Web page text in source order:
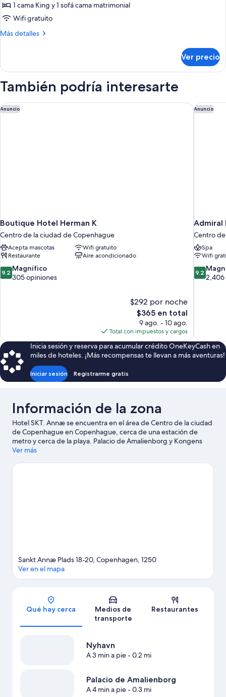
1 cama King y 1 sofá cama matrimonial
Wifi gratuito
Más detalles
Más
Ver precio
También podría interesarte
Anuncio
Boutique Hotel Herman K
Centro de la ciudad de Copenhague
Acepta mascotas
Wifi gratuito
Restaurante
Aire acondicionado
9.2
de
9.2 Magnífico
305 opiniones
$292 por noche
El
precio
actual
es
de
$365
$365 en total
9 ago. - 10 ago.
Total con impuestos y cargos
Boutique Hotel Herman K Anuncio
Admiral
Centro
Spa
Wifi
9.2
de
9.2
2,406
Admiral
Inicia sesión y reserva para acumular crédito OneKeyCash en
miles de hoteles. ¡Más recompensas te llevan a más aventuras!
Iniciar sesión Registrarme gratis
Información de la zona
Hotel SKT. Annæ se encuentra en el área de Centro de la ciudad
de Copenhague en Copenhague, cerca de una estación de
metro y cerca de la playa. Palacio de Amalienborg y Kongens
Nytorv son lugares emblemáticos, y quienes deseen hacer una
vuelta por Teatro real danés y Iglesia de Frederik.
Ver más
Sección del mapa
Sankt Annæ Plads 18-20, Copenhagen, 1250
Ver en el mapa
Qué hay cerca
Medios de
transporte
Restaurantes
Nyhavn
A 3 min a pie- 0.2 mi
Palacio de Amalienborg
A 4 min a pie- 0.3 mi